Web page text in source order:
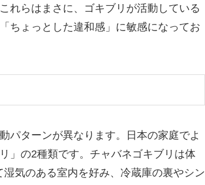
れらはまさに、ゴキブリが活動している
ちょっとした違和感」に敏感になってお
パターンが異なります。日本の家庭でよ
」の2種類です。チャバネゴキブリは体
気のある室内を好み、冷蔵庫の裏やシン